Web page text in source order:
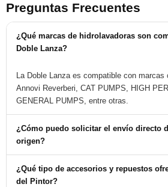
Preguntas Frecuentes
¿Qué marcas de hidrolavadoras son
Doble Lanza?
La Doble Lanza es compatible con
Annovi Reverberi, CAT PUMPS, HIGH
GENERAL PUMPS, entre otras.
¿Cómo puedo solicitar el envío directo
origen?
Para solicitar el envío directo, debe
oficinas de Tipo de Pieza Marca Repuestos
¿Qué tipo de accesorios y repuestos
del Pintor?